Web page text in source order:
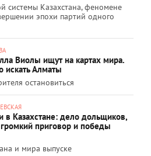
системы Казахстана, феномене
эпохи партий одного
Виолы ищут на картах мира.
искать Алматы
остановиться
в Казахстане: дело дольщиков,
приговор и победы
и мира выпуске